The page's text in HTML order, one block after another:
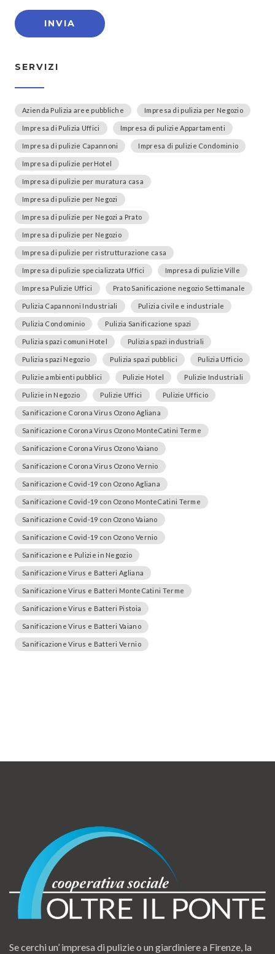
SERVIZI
Azienda Pulizia aree pubbliche Impresa di pulizia per Negozio
Impresa di Pulizia Uffici Impresa di pulizie Appartamenti
Impresa di pulizie Capannoni Impresa di pulizie Condominio
Impresa di pulizie perHotel
Impresa di pulizie per muratura casa
Impresa di pulizie per Negozi
Impresa di pulizie per Negozi a Prato
Impresa di pulizie per Negozio
Impresa di pulizie per ristrutturazione casa
Impresa di pulizie specializzata Uffici Impresa di pulizie Ville
Impresa Pulizie Uffici Prato Sanificazione negozio Settimanale
Pulizia Capannoni Industriali Pulizia civile e industriale
Pulizia Condominio Pulizia Sanificazione spazi
Pulizia spazi comuni Hotel Pulizia spazi industriali
Pulizia spazi Negozio Pulizia spazi pubblici Pulizia Ufficio
Pulizie ambienti pubblici Pulizie Hotel Pulizie Industriali
Pulizie in Negozio Pulizie Uffici Pulizie Ufficio
Sanificazione Corona Virus Ozono Agliana
Sanificazione Corona Virus Ozono MonteCatini Terme
Sanificazione Corona Virus Ozono Vaiano
Sanificazione Corona Virus Ozono Vernio
Sanificazione Covid-19 con Ozono Agliana
Sanificazione Covid-19 con Ozono MonteCatini Terme
Sanificazione Covid-19 con Ozono Vaiano
Sanificazione Covid-19 con Ozono Vernio
Sanificazione e Pulizie in Negozio
Sanificazione Virus e Batteri Agliana
Sanificazione Virus e Batteri MonteCatini Terme
Sanificazione Virus e Batteri Pistoia
Sanificazione Virus e Batteri Vaiano
Sanificazione Virus e Batteri Vernio
Se cerchi un’ impresa di pulizie o un giardiniere a Firenze, la